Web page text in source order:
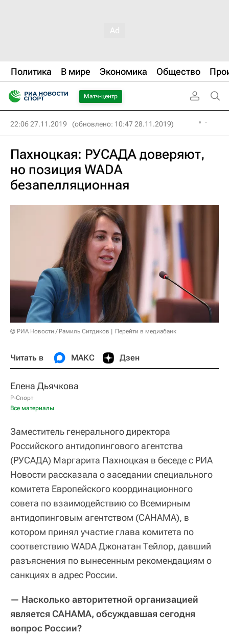
Политика В мире Экономика Общество
Матч-центр
22:06 27.11.2019 (обновлено: 10:47 28.11.2019)
Пахноцкая: РУСАДА доверяют,
но позиция WADA
безапелляционная
© РИА Новости / Рамиль Ситдиков Перейти в медиабанк
Читать в МАКС Дзен
Елена Дьячкова
Р-Спорт
Все материалы
Заместитель генерального директора
Российского антидопингового агентства
(РУСАДА) Маргарита Пахноцкая в беседе с РИА
Новости рассказала о заседании специального
комитета Европейского координационного
совета по взаимодействию со Всемирным
антидопинговым агентством (CAHAMA), в
котором принял участие глава комитета по
соответствию WADA Джонатан Тейлор, давший
разъяснения по вынесенным рекомендациям о
санкциях в адрес России.
— Насколько авторитетной организацией
является CAHAMA, обсуждавшая сегодня
вопрос России?